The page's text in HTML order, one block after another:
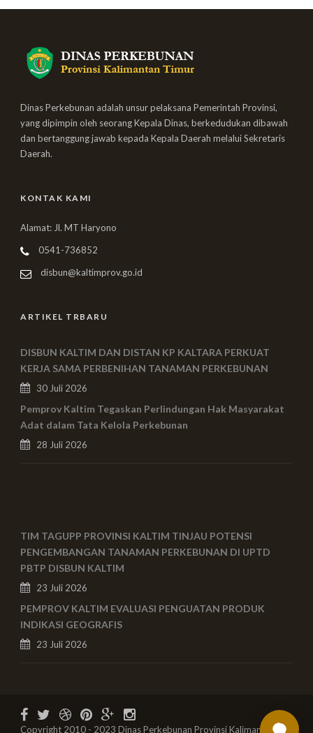
Dinas Perkebunan adalah unsur pelaksana Pemerintah Provinsi,
yang dipimpin oleh seorang Kepala Dinas, berkedudukan dibawah
dan bertanggung jawab kepada Kepala Daerah melalui Sekretaris
Daerah.
KONTAK KAMI
Alamat: Jl. MT Haryono
0541-736852
disbun@kaltimprov.go.id
ARTIKEL TRBARU
DISBUN KALTIM DAN DISTAN KP KALTARA PERKUAT
KERJA SAMA PERBENIHAN TANAMAN PERKEBUNAN
30 Juli 2026
Pemprov Kaltim Tegaskan Perlindungan Hak Masyarakat
Adat dalam Tata Kelola Perkebunan
28 Juli 2026
TIM TAGUPP PROVINSI KALTIM TINJAU POTENSI
PENGEMBANGAN TANAMAN PERKEBUNAN DI UPTD
PBTP DISBUN KALTIM
23 Juli 2026
PEMPROV KALTIM EVALUASI PENGUATAN PRODUK
INDIKASI GEOGRAFIS
23 Juli 2026
Copyright 2010 - 2023 Dinas Perkebunan Provinsi Kalimantan